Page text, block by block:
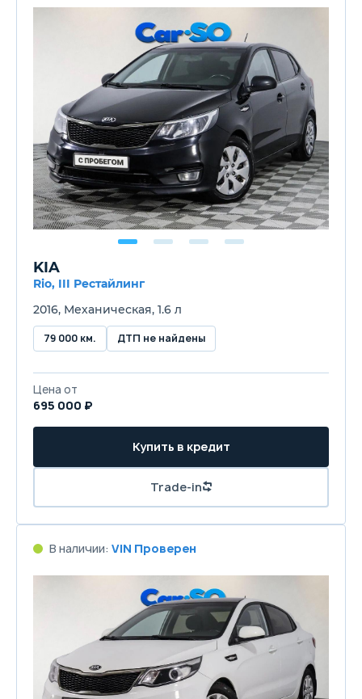
KIA
Rio, III Рестайлинг
2016, Механическая, 1.6 л
79 000 км. ДТП не найдены
Цена от
695 000 ₽
Купить в кредит
Trade-in
В наличии: VIN Проверен